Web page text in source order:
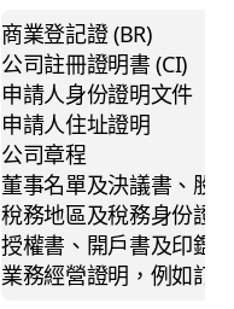
商業登記證(BR)
公司註冊證明書 (CI)
申請人身份證明文件
申請人住址證明
公司章程
董事名單及決議書、股
稅務地區及稅務身份證
授權書、開戶書及印鑑
業務經營證明，例如訂